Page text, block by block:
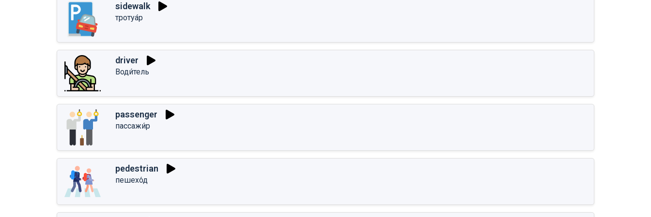
sidewalk
тротуа́р
driver
Води́тель
passenger
пассажи́р
pedestrian
пешехо́д